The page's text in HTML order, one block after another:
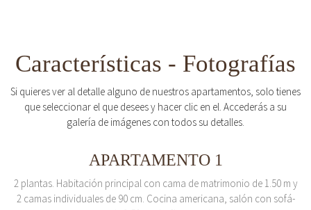
Características - Fotografías
Si quieres ver al detalle alguno de nuestros apartamentos, solo tienes
que seleccionar el que desees y hacer clic en el. Accederás a su
galería de imágenes con todos su detalles.
APARTAMENTO 1
2 plantas. Habitación principal con cama de matrimonio de 1.50 m y
2 camas individuales de 90 cm. Cocina americana, salón con sofá-